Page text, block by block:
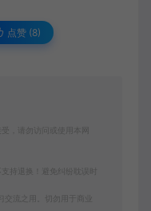
点赞 (8)
，请勿访问或使用本网
持退换！避免纠纷耽误时
流之用。切勿用于商业